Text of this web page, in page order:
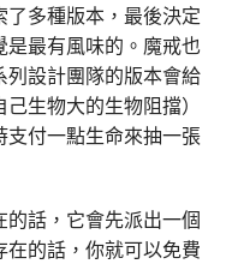
多種版本，最後決定
最有風味的。魔戒也
設計團隊的版本會給
生物大的生物阻擋）
付一點生命來抽一張
話，它會先派出一個
的話，你就可以免費